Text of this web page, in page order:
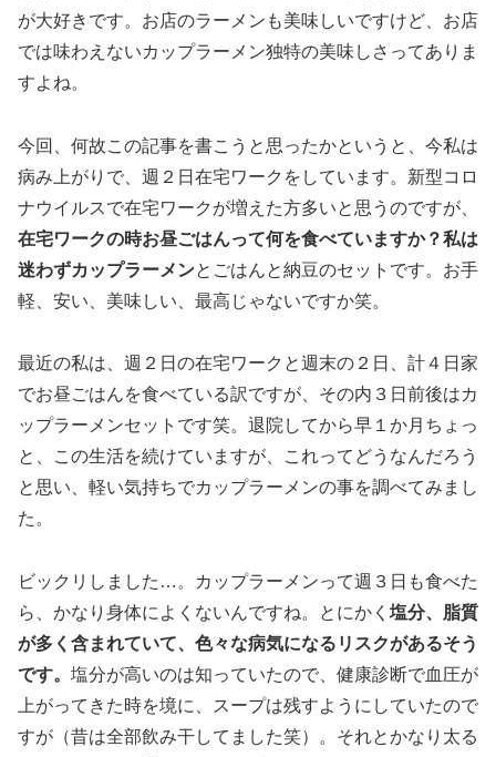
が大好きです。お店のラーメンも美味しいですけど、お店
では味わえないカップラーメン独特の美味しさってありま
すよね。
今回、何故この記事を書こうと思ったかというと、今私は
病み上がりで、週２日在宅ワークをしています。新型コロ
ナウイルスで在宅ワークが増えた方多いと思うのですが、
在宅ワークの時お昼ごはんって何を食べていますか？私は
迷わずカップラーメンとごはんと納豆のセットです。お手
軽、安い、美味しい、最高じゃないですか笑。
最近の私は、週２日の在宅ワークと週末の２日、計４日家
でお昼ごはんを食べている訳ですが、その内３日前後はカ
ップラーメンセットです笑。退院してから早１か月ちょっ
と、この生活を続けていますが、これってどうなんだろう
と思い、軽い気持ちでカップラーメンの事を調べてみまし
た。
ビックリしました…。カップラーメンって週３日も食べた
ら、かなり身体によくないんですね。とにかく 塩分、脂質
が多く含まれていて、色々な病気になるリスクがあるそう
です。 塩分が高いのは知っていたので、健康診断で血圧が
上がってきた時を境に、スープは残すようにしていたので
すが（昔は全部飲み干してました笑）。それとかなり太る